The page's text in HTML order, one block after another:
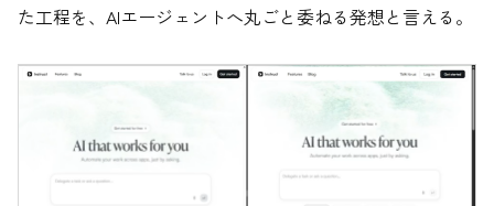
た工程を、AIエージェントへ丸ごと委ねる発想と言える。